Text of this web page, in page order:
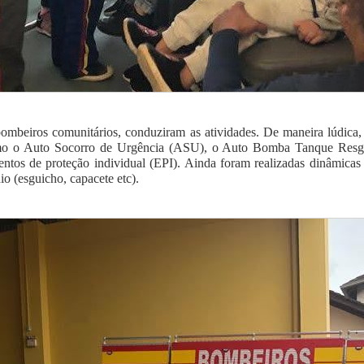
comunitários, conduziram as atividades. De maneira
o Auto Socorro de Urgência (ASU), o Auto Bomba Tanque
de proteção individual (EPI). Ainda foram realizadas
(esguicho, capacete etc).